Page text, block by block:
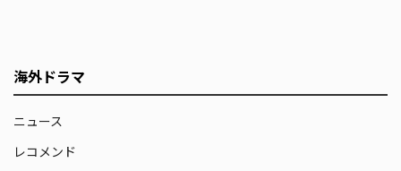
海外ドラマ
ニュース
レコメンド